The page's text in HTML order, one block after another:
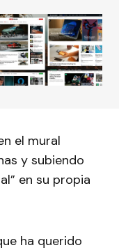
el mural
y subiendo
en su propia
ha querido